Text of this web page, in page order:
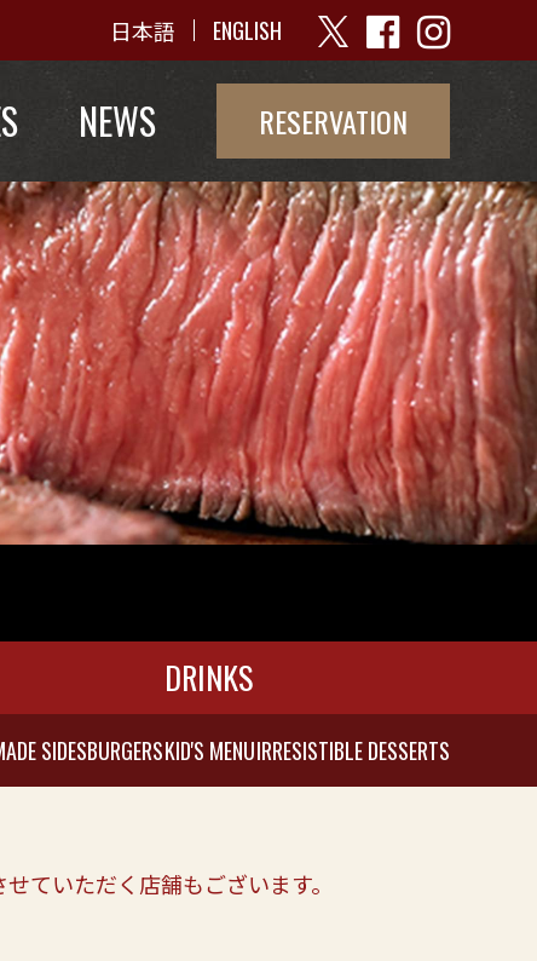
日本語 ENGLISH
NEWS RESERVATION
DRINKS
SIDESBURGERSKID'S MENUIRRESISTIBLE DESSERTS
ていただく店舗もございます。